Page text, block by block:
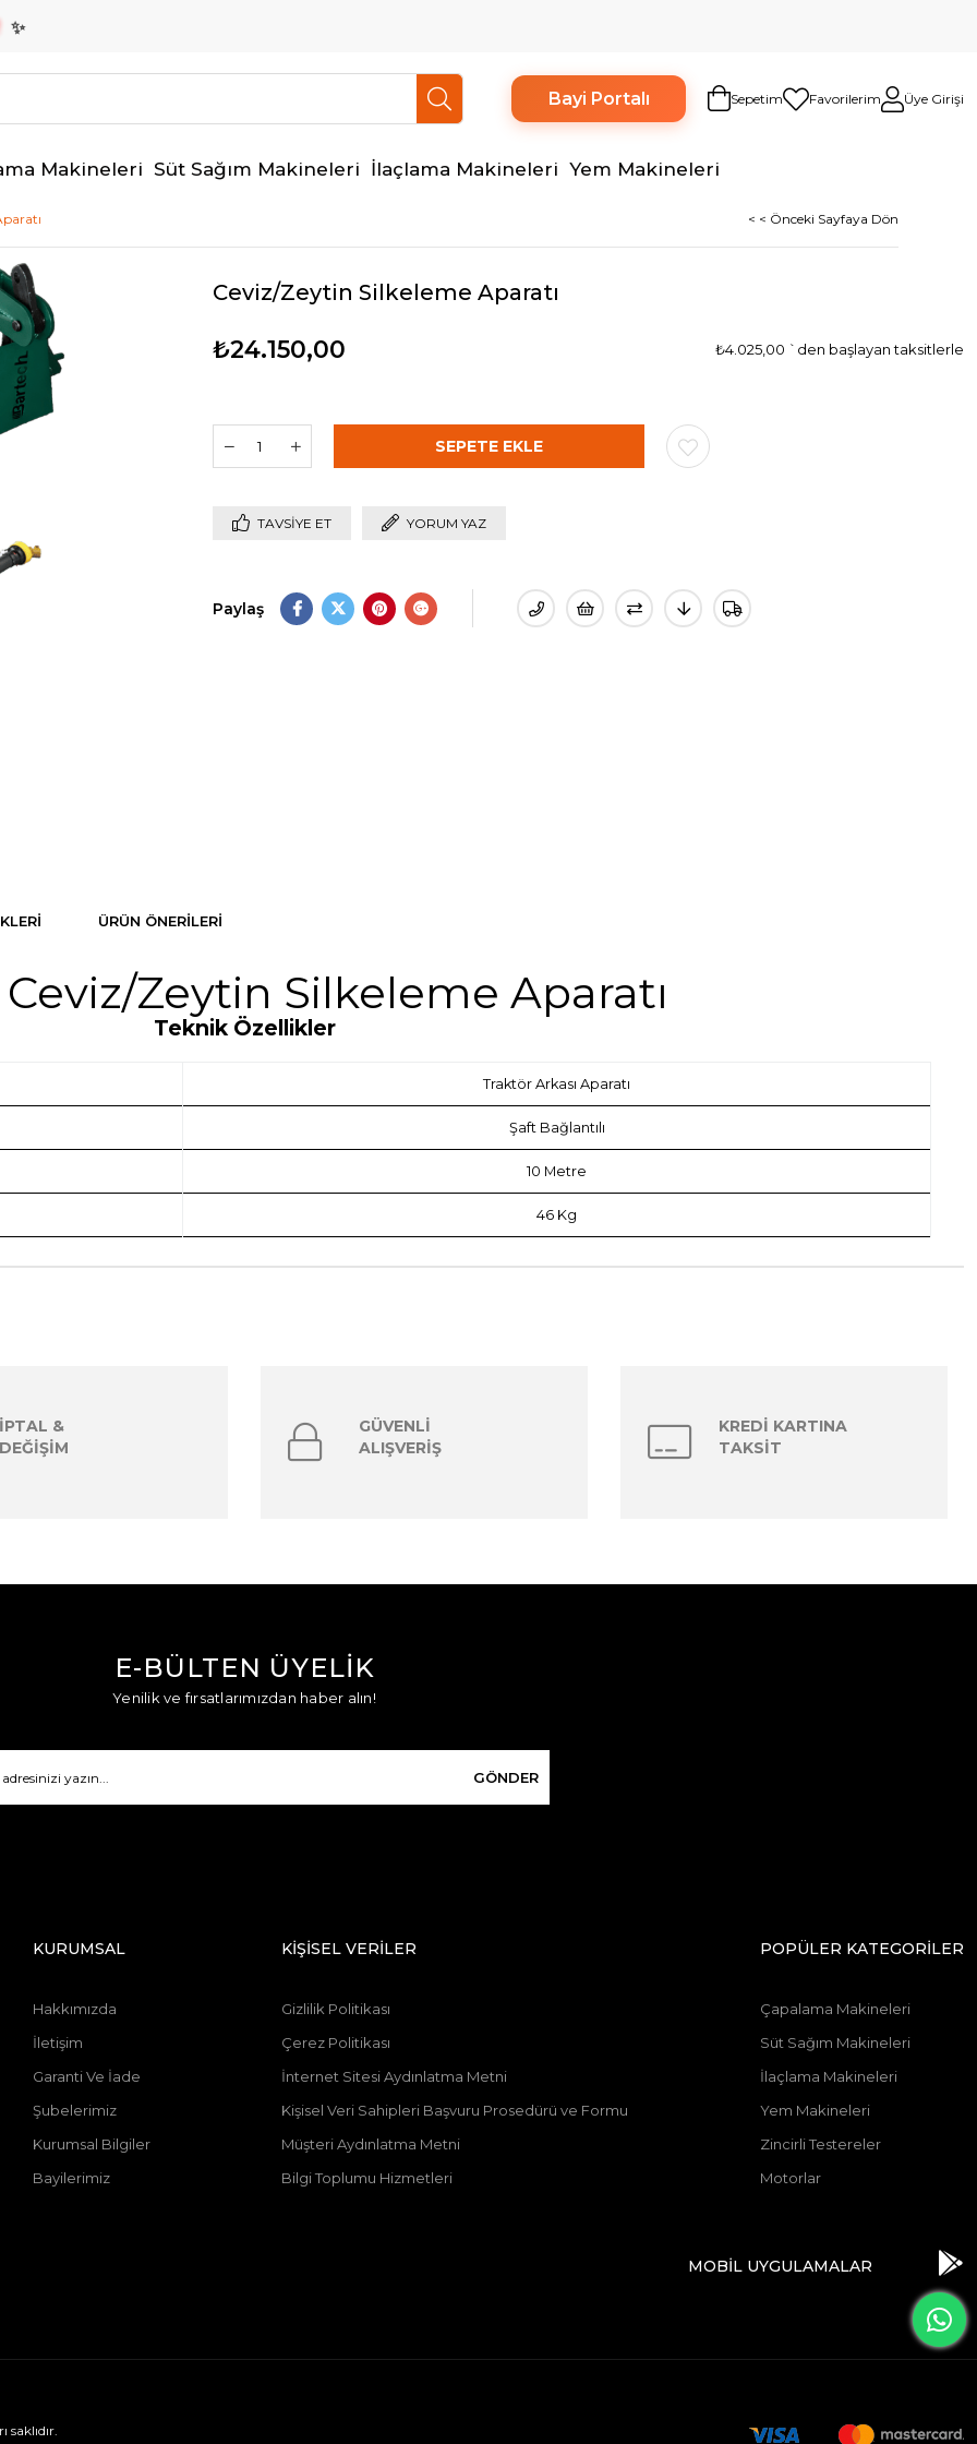
Bayi Portalı Sepetim Favorilerim Üye Girişi
Makineleri Süt Sağım Makineleri İlaçlama Makineleri Yem Makineleri
< < Önceki Sayfaya Dön
Ceviz/Zeytin Silkeleme Aparatı
₺24.150,00 ₺4.025,00 `den başlayan taksitlerle
TAVSIYE ET YORUM YAZ
Paylaş
ÜRÜN ÖNERILERI
Zeytin Silkeleme Aparatı
Teknik Özellikler
Traktör Arkası Aparatı
Şaft Bağlantılı
10 Metre
46 Kg
İPTAL &
DEĞİŞİM
GÜVENLİ
ALIŞVERİŞ
KREDİ KARTINA
TAKSİT
E-BÜLTEN ÜYELİK
Yenilik ve fırsatlarımızdan haber alın!
GÖNDER
KURUMSAL
Hakkımızda
İletişim
Garanti Ve İade
Şubelerimiz
Kurumsal Bilgiler
Bayilerimiz
KİŞİSEL VERİLER
Gizlilik Politikası
Çerez Politikası
İnternet Sitesi Aydınlatma Metni
Kişisel Veri Sahipleri Başvuru Prosedürü ve Formu
Müşteri Aydınlatma Metni
Bilgi Toplumu Hizmetleri
POPÜLER KATEGORİLER
Çapalama Makineleri
Süt Sağım Makineleri
İlaçlama Makineleri
Yem Makineleri
Zincirli Testereler
Motorlar
MOBİL UYGULAMALAR